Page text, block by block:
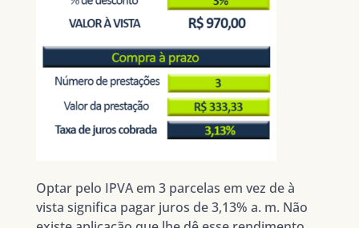
Optar pelo IPVA em 3 parcelas em vez de à
vista significa pagar juros de 3,13% a. m. Não